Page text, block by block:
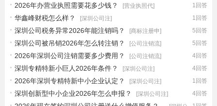
1回答
2026年办营业执照需要花多少钱？
[营业执照代]
1回答
华鑫峰财税怎么样？
[深圳公司注]
5回答
深圳公司税务异常2026年能注销吗？
[商标注册申]
5回答
深圳公司被吊销2026年怎么转注销？
[公司注销流]
4回答
2026年深圳公司注销需要多少费用？
[公司注销流]
4回答
深圳专精特新小巨人2026年条件？
[深圳公司注]
1回答
2026年深圳专精特新中小企业认定？
[深圳公司注]
4回答
深圳创新型中小企业2026年怎么申报？
[深圳公司注]